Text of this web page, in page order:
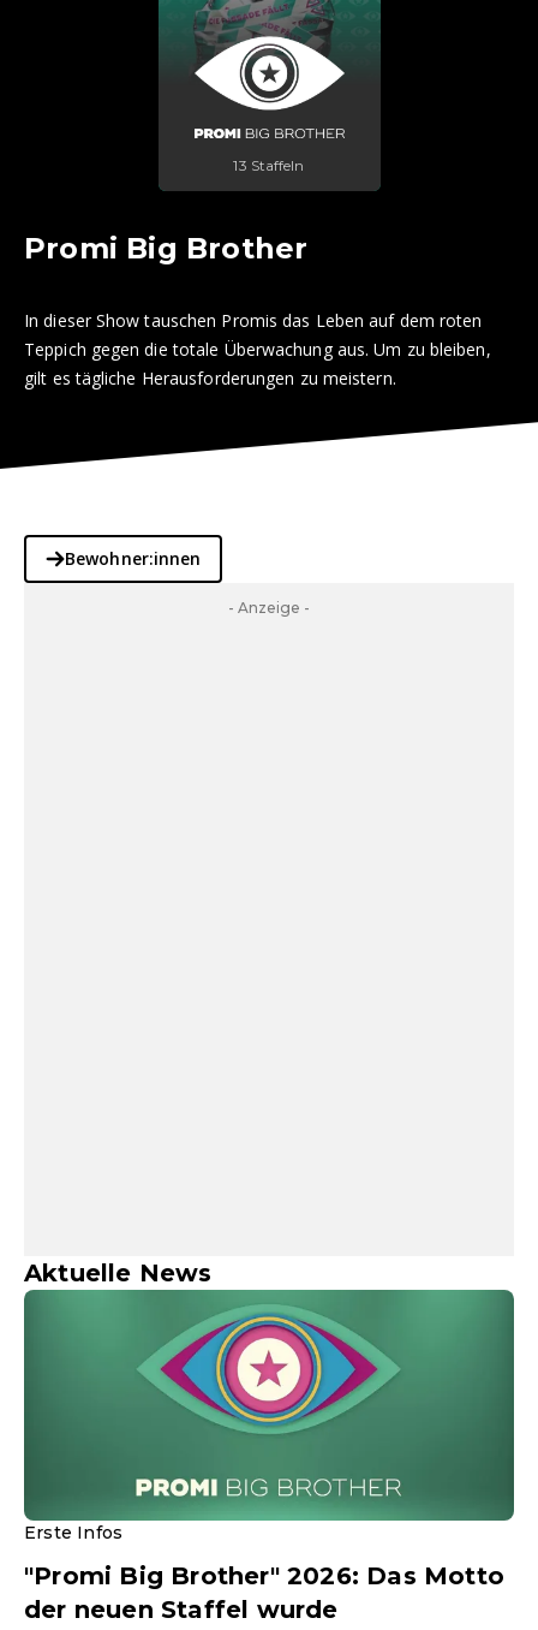
13 Staffeln
Promi Big Brother
In dieser Show tauschen Promis das Leben auf dem roten
Teppich gegen die totale Überwachung aus. Um zu bleiben,
gilt es tägliche Herausforderungen zu meistern.
Bewohner:innen
- Anzeige -
Aktuelle News
Erste Infos
"Promi Big Brother" 2026: Das Motto
der neuen Staffel wurde